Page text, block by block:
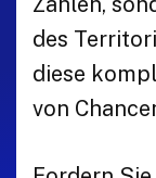
des
diese
von